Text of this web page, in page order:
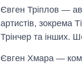
Євген Тріплов —
артистів, зокрема
Трінчер та інших.
Євген Хмара —